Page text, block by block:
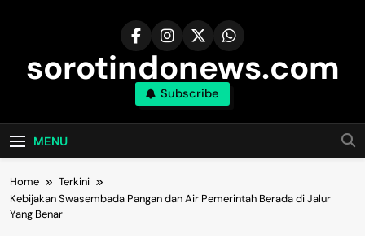
sorotindonews.com
Subscribe
MENU
Home
Terkini
Kebijakan Swasembada Pangan dan Air Pemerintah Berada di Jalur
Yang Benar